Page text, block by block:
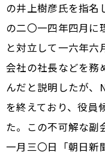
の井上樹彦氏を指名
の二〇一四年四月に
と対立して一六年六
会社の社長などを務
んだと説明したが、
を終えており、役員
た。この不可解な副
一月三〇日「朝日新